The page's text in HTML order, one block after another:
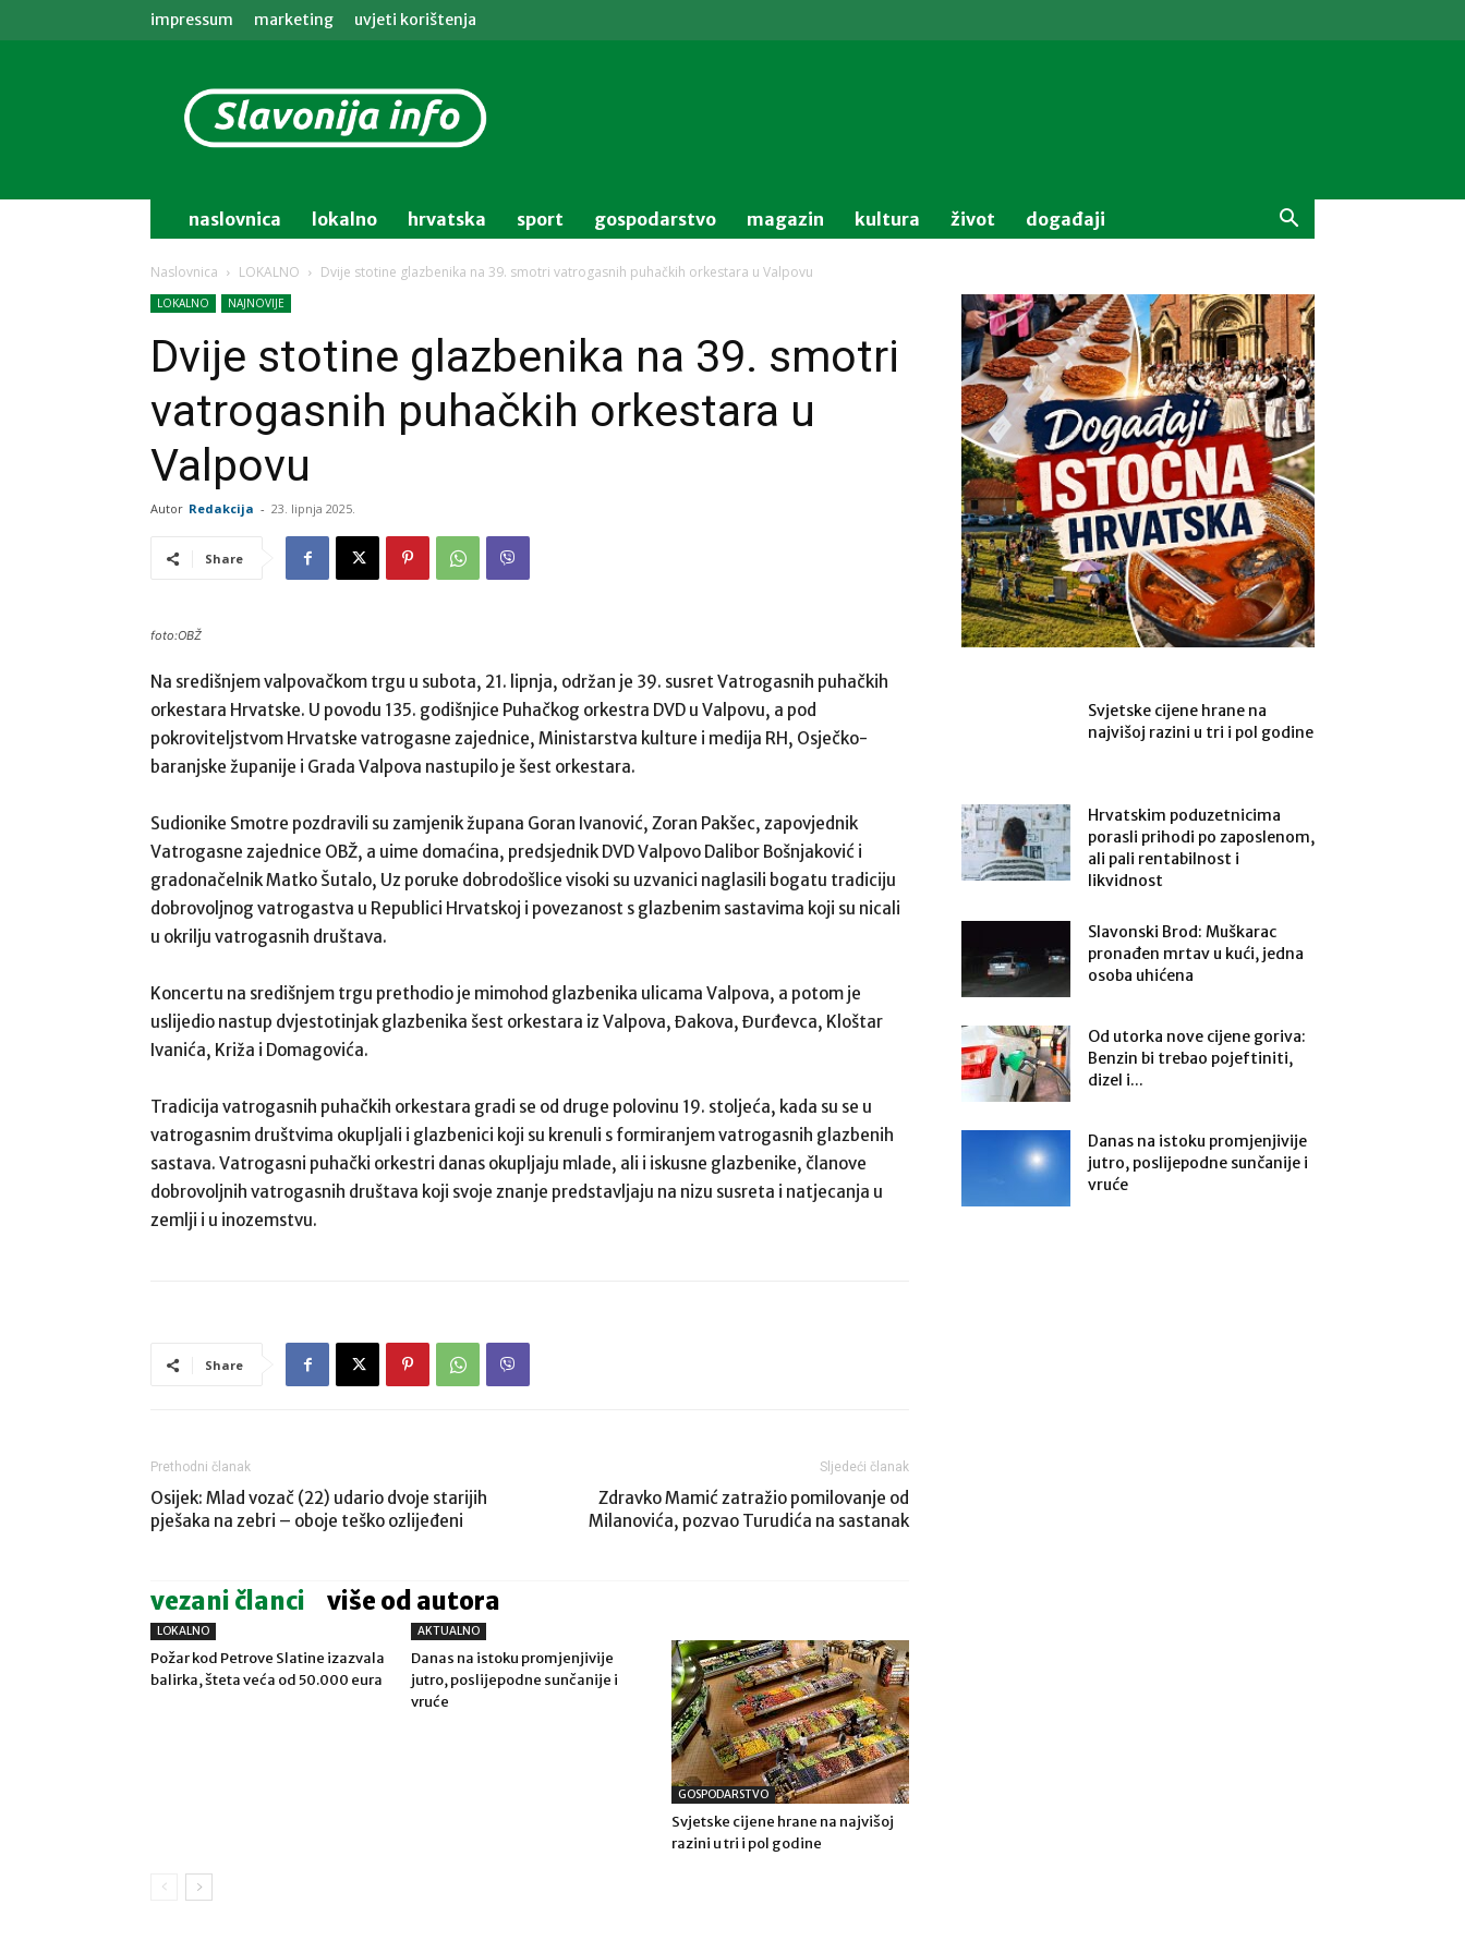
impressum marketing uvjeti korištenja
info
naslovnica lokalno hrvatska sport gospodarstvo magazin kultura život događaji
Naslovnica LOKALNO Dvije stotine glazbenika na 39. smotri vatrogasnih puhačkih orkestara u Valpovu
LOKALNO NAJNOVIJE
Dvije stotine glazbenika na 39. smotri
vatrogasnih puhačkih orkestara u
Valpovu
Autor Redakcija - 23. lipnja 2025.
Share
foto:OBŽ
Na središnjem valpovačkom trgu u subota, 21. lipnja, održan je 39. susret Vatrogasnih puhačkih
orkestara Hrvatske. U povodu 135. godišnjice Puhačkog orkestra DVD u Valpovu, a pod
pokroviteljstvom Hrvatske vatrogasne zajednice, Ministarstva kulture i medija RH, Osječko-
baranjske županije i Grada Valpova nastupilo je šest orkestara.
Sudionike Smotre pozdravili su zamjenik župana Goran Ivanović, Zoran Pakšec, zapovjednik
Vatrogasne zajednice OBŽ, a uime domaćina, predsjednik DVD Valpovo Dalibor Bošnjaković i
gradonačelnik Matko Šutalo, Uz poruke dobrodošlice visoki su uzvanici naglasili bogatu tradiciju
dobrovoljnog vatrogastva u Republici Hrvatskoj i povezanost s glazbenim sastavima koji su nicali
u okrilju vatrogasnih društava.
Koncertu na središnjem trgu prethodio je mimohod glazbenika ulicama Valpova, a potom je
uslijedio nastup dvjestotinjak glazbenika šest orkestara iz Valpova, Đakova, Đurđevca, Kloštar
Ivanića, Križa i Domagovića.
Tradicija vatrogasnih puhačkih orkestara gradi se od druge polovinu 19. stoljeća, kada su se u
vatrogasnim društvima okupljali i glazbenici koji su krenuli s formiranjem vatrogasnih glazbenih
sastava. Vatrogasni puhački orkestri danas okupljaju mlade, ali i iskusne glazbenike, članove
dobrovoljnih vatrogasnih društava koji svoje znanje predstavljaju na nizu susreta i natjecanja u
zemlji i u inozemstvu.
Share
Prethodni članak
Osijek: Mlad vozač (22) udario dvoje starijih
pješaka na zebri – oboje teško ozlijeđeni
Sljedeći članak
Zdravko Mamić zatražio pomilovanje od
Milanovića, pozvao Turudića na sastanak
vezani članci više od autora
LOKALNO
Požar kod Petrove Slatine izazvala
balirka, šteta veća od 50.000 eura
AKTUALNO
Danas na istoku promjenjivije
jutro, poslijepodne sunčanije i
vruće
GOSPODARSTVO
Svjetske cijene hrane na najvišoj
razini u tri i pol godine
Svjetske cijene hrane na
najvišoj razini u tri i pol godine
Hrvatskim poduzetnicima
porasli prihodi po zaposlenom,
ali pali rentabilnost i
likvidnost
Slavonski Brod: Muškarac
pronađen mrtav u kući, jedna
osoba uhićena
Od utorka nove cijene goriva:
Benzin bi trebao pojeftiniti,
dizel i...
Danas na istoku promjenjivije
jutro, poslijepodne sunčanije i
vruće